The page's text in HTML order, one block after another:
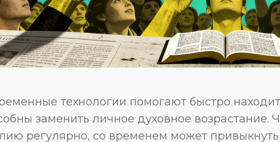
технологии помогают быстро
заменить личное духовное возрастание.
регулярно, со временем может привыкнуть